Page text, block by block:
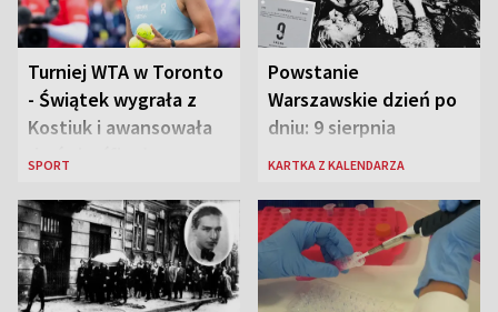
Turniej WTA w Toronto
- Świątek wygrała z
Kostiuk i awansowała
do ćwierćfinału
SPORT
Powstanie
Warszawskie dzień po
dniu: 9 sierpnia
KARTKA Z KALENDARZA